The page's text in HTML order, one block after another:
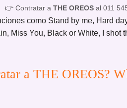
👉 Contratar a THE OREOS al 011
como Stand by me, Hard
Miss You, Black or White, I shot
a THE OREOS?